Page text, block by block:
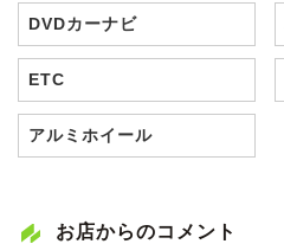
DVDカーナビ
ETC
アルミホイール
お店からのコメント